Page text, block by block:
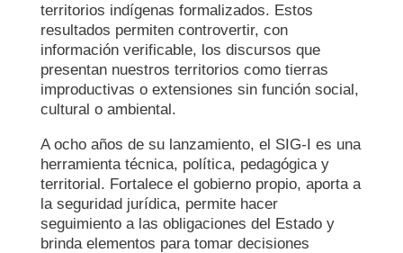
territorios indígenas formalizados. Estos
resultados permiten controvertir, con
información verificable, los discursos que
presentan nuestros territorios como tierras
improductivas o extensiones sin función social,
cultural o ambiental.
A ocho años de su lanzamiento, el SIG-I es una
herramienta técnica, política, pedagógica y
territorial. Fortalece el gobierno propio, aporta a
la seguridad jurídica, permite hacer
seguimiento a las obligaciones del Estado y
brinda elementos para tomar decisiones